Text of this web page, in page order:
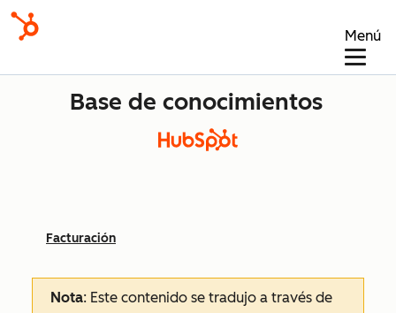
Menú
Base de conocimientos
Facturación
Nota: Este contenido se tradujo a través de